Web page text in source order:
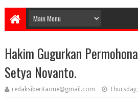
Hakim Gugurkan
Setya Novanto.
redaksiberitaone@gmail.com